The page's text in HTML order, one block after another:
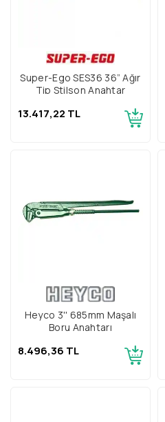
Super-Ego SES36 36” Ağır
Tip Stilson Anahtar
13.417,22 TL
Heyco 3'' 685mm Maşalı
Boru Anahtarı
8.496,36 TL